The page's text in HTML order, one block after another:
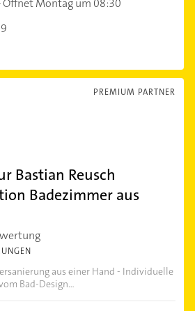
Öffnet Montag um 08:30
PREMIUM PARTNER
Bastian Reusch
Badezimmer aus
aus einer Hand - Individuelle
Bad-Design...